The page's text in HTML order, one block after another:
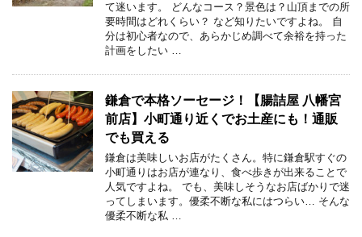
て迷います。 どんなコース？景色は？山頂までの所
要時間はどれくらい？ など知りたいですよね。 自
分は初心者なので、あらかじめ調べて余裕を持った
計画をしたい …
鎌倉で本格ソーセージ！【腸詰屋 八幡宮
前店】小町通り近くでお土産にも！通販
でも買える
鎌倉は美味しいお店がたくさん。特に鎌倉駅すぐの
小町通りはお店が連なり、食べ歩きが出来ることで
人気ですよね。 でも、美味しそうなお店ばかりで迷
ってしまいます。優柔不断な私にはつらい… そんな
優柔不断な私 …